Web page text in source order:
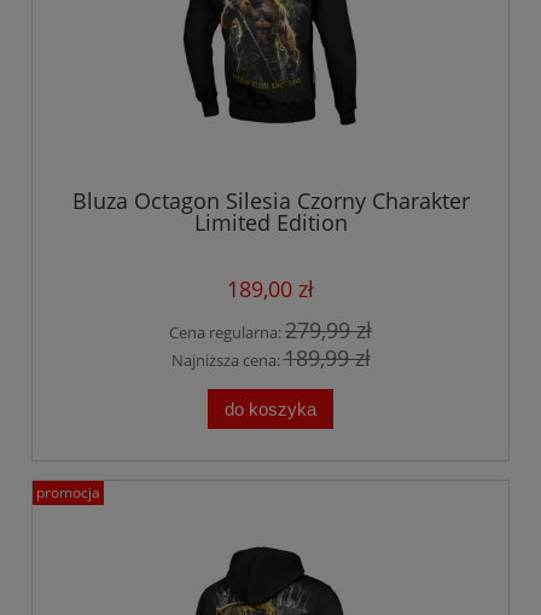
Bluza Octagon Silesia Czorny Charakter
Limited Edition
189,00 zł
Cena regularna:279,99 zł
Najniższa cena:189,99 zł
do koszyka
promocja